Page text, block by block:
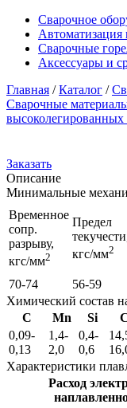
Сварочное
Автоматизация
Сварочные
Аксессуары и
Главная /Каталог /
Сварочные
высоколегированных
Заказать
Описание
Минимальные
Временное
сопр.
разрыву,
кгс/мм2
Предел
кгс/мм2
70-74 56-59
Химический состав
C
Mn Si
0,09-
0,13
1,4-
2,0
0,4-
0,6
Характеристики
Расход